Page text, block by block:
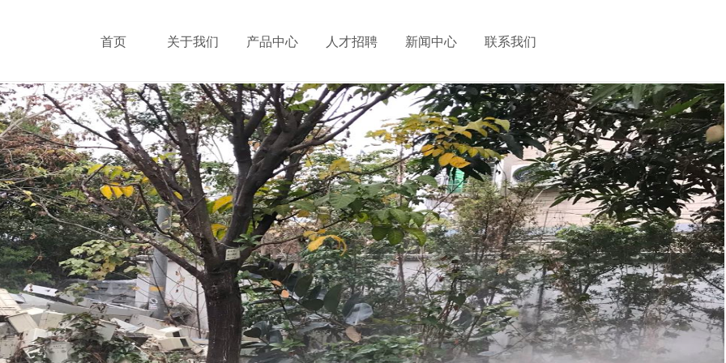
首页 关于我们 产品中心 人才招聘 新闻中心 联系我们